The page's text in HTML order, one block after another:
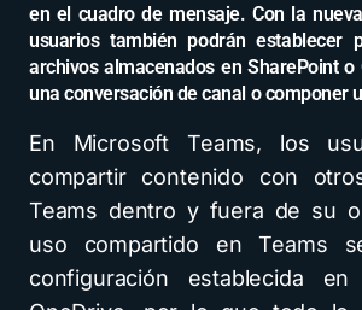
en el cuadro de mensaje. Con la
usuarios también podrán establecer
archivos almacenados en SharePoint o
una conversación de canal o componer
En Microsoft Teams, los
compartir contenido con
Teams dentro y fuera de su
uso compartido en Teams
configuración establecida